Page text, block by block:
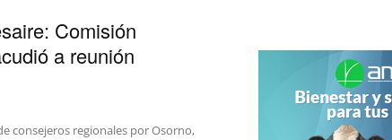
Comisión
a reunión
consejeros regionales por Osorno,